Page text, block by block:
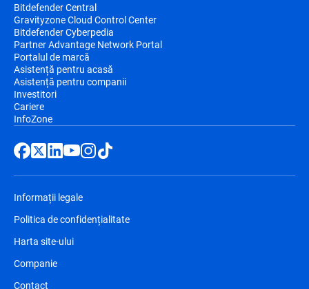
Bitdefender Central
Gravityzone Cloud Control Center
Bitdefender Cyberpedia
Partner Advantage Network Portal
Portalul de marcă
Asistență pentru acasă
Asistență pentru companii
Investitori
Cariere
InfoZone
Informații legale
Politica de confidențialitate
Harta site-ului
Companie
Contact